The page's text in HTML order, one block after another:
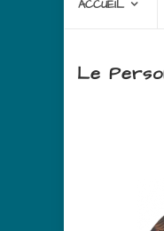
ACCUEIL
Le